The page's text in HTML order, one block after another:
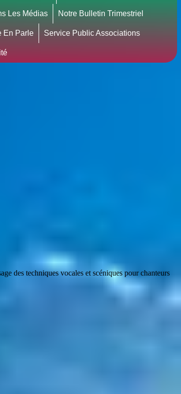
Les Médias Notre Bulletin Trimestriel
En Parle Service Public Associations
des techniques vocales et scéniques pour chanteurs